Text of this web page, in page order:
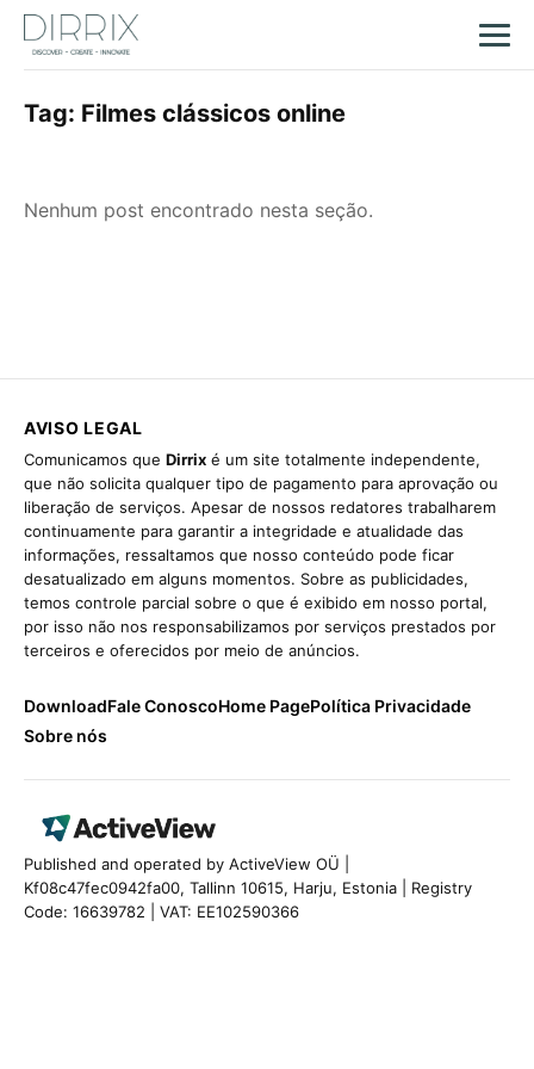
Tag: Filmes clássicos online
Nenhum post encontrado nesta seção.
AVISO LEGAL
Comunicamos que Dirrix é um site totalmente independente,
que não solicita qualquer tipo de pagamento para aprovação ou
liberação de serviços. Apesar de nossos redatores trabalharem
continuamente para garantir a integridade e atualidade das
informações, ressaltamos que nosso conteúdo pode ficar
desatualizado em alguns momentos. Sobre as publicidades,
temos controle parcial sobre o que é exibido em nosso portal,
por isso não nos responsabilizamos por serviços prestados por
terceiros e oferecidos por meio de anúncios.
DownloadFale ConoscoHome PagePolítica Privacidade
Sobre nós
Published and operated by ActiveView OÜ |
Kf08c47fec0942fa00, Tallinn 10615, Harju, Estonia | Registry
Code: 16639782 | VAT: EE102590366